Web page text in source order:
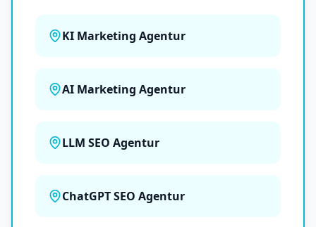
KI Marketing Agentur
AI Marketing Agentur
LLM SEO Agentur
ChatGPT SEO Agentur